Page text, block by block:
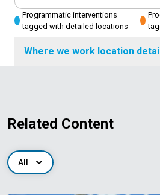
Programmatic interventions
tagged with detailed locations
Where we work location
Related Content
All